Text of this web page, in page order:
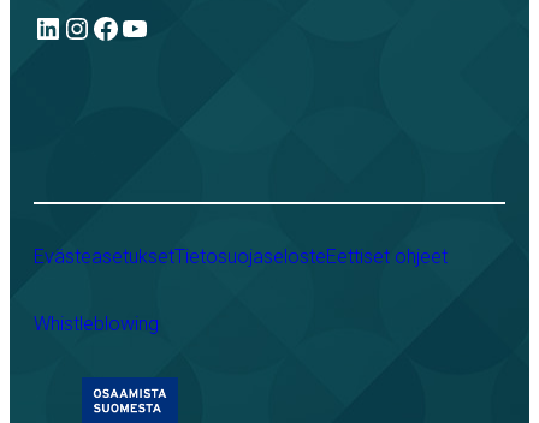
LinkedIn
Instagram
Facebook
YouTube
EvästeasetuksetTietosuojaselosteEettiset ohjeet
Whistleblowing